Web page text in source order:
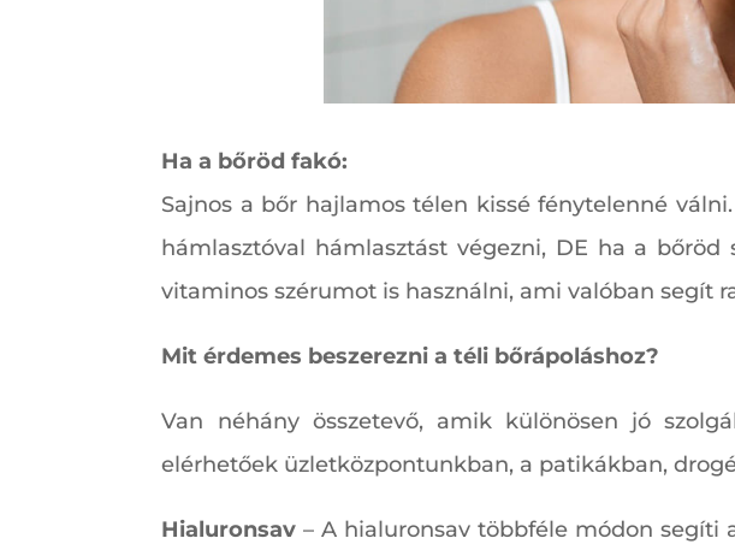
Ha a bőröd fakó:
Sajnos a bőr hajlamos télen kissé fénytelenné
hámlasztóval hámlasztást végezni, DE ha a
vitaminos szérumot is használni, ami valóban segít
Mit érdemes beszerezni a téli bőrápoláshoz?
Van néhány összetevő, amik különösen jó
elérhetőek üzletközpontunkban, a patikákban,
Hialuronsav – A hialuronsav többféle módon segíti